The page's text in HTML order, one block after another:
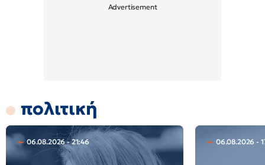
πολιτική
06.08.2026 - 21:46 06.08.2026 -